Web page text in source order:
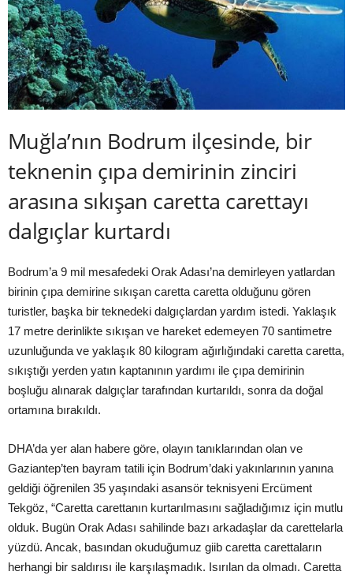
Muğla’nın Bodrum ilçesinde, bir
teknenin çıpa demirinin zinciri
arasına sıkışan caretta carettayı
dalgıçlar kurtardı
Bodrum’a 9 mil mesafedeki Orak Adası’na demirleyen yatlardan
birinin çıpa demirine sıkışan caretta caretta olduğunu gören
turistler, başka bir teknedeki dalgıçlardan yardım istedi. Yaklaşık
17 metre derinlikte sıkışan ve hareket edemeyen 70 santimetre
uzunluğunda ve yaklaşık 80 kilogram ağırlığındaki caretta caretta,
sıkıştığı yerden yatın kaptanının yardımı ile çıpa demirinin
boşluğu alınarak dalgıçlar tarafından kurtarıldı, sonra da doğal
ortamına bırakıldı.
DHA’da yer alan habere göre, olayın tanıklarından olan ve
Gaziantep’ten bayram tatili için Bodrum’daki yakınlarının yanına
geldiği öğrenilen 35 yaşındaki asansör teknisyeni Ercüment
Tekgöz, “Caretta carettanın kurtarılmasını sağladığımız için mutlu
olduk. Bugün Orak Adası sahilinde bazı arkadaşlar da carettelarla
yüzdü. Ancak, basından okuduğumuz giib caretta carettaların
herhangi bir saldırısı ile karşılaşmadık. Isırılan da olmadı. Caretta